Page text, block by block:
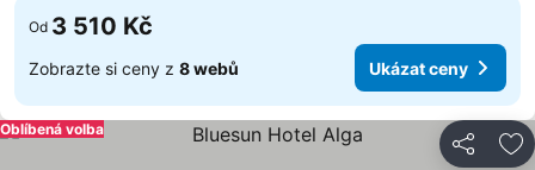
Od 3 510 Kč
Zobrazte si ceny z 8 webů Ukázat ceny
Sdílet
Oblíbená volba